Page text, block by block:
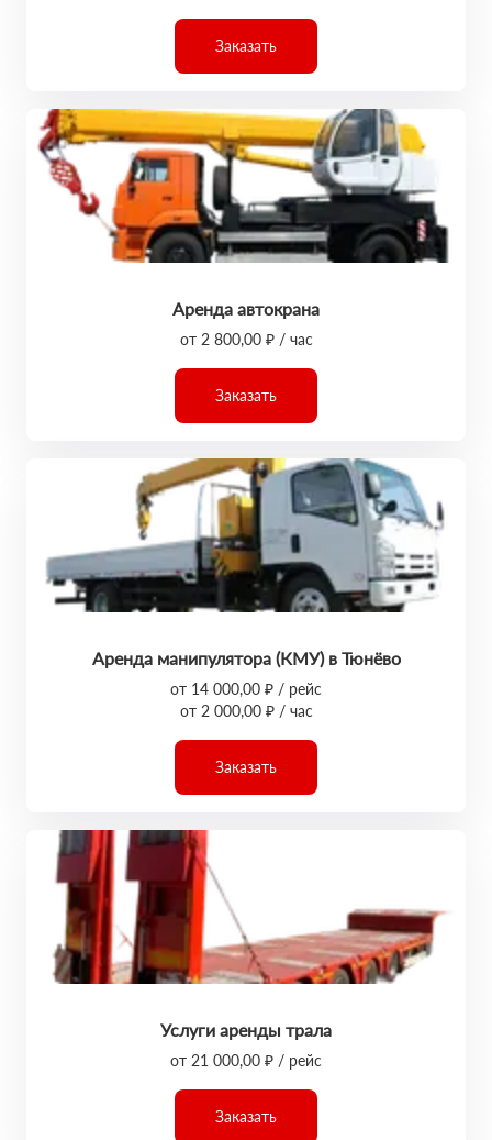
Заказать
Аренда автокрана
от 2 800,00 ₽ / час
Заказать
Аренда манипулятора (КМУ) в Тюнёво
от 14 000,00 ₽ / рейс
от 2 000,00 ₽ / час
Заказать
Услуги аренды трала
от 21 000,00 ₽ / рейс
Заказать